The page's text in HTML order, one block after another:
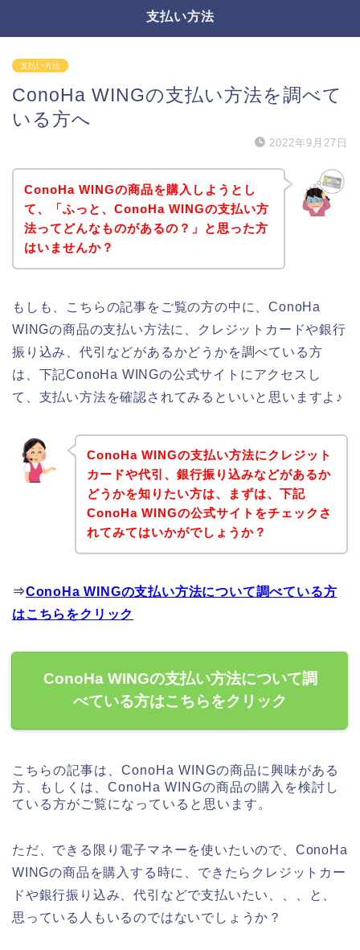
支払い方法
支払い方法
ConoHa WINGの支払い方法を調べて
いる方へ
2022年9月27日
ConoHa WINGの商品を購入しようとし
て、「ふっと、ConoHa WINGの支払い方
法ってどんなものがあるの？」と思った方
はいませんか？
もしも、こちらの記事をご覧の方の中に、ConoHa
WINGの商品の支払い方法に、クレジットカードや銀行
振り込み、代引などがあるかどうかを調べている方
は、下記ConoHa WINGの公式サイトにアクセスし
て、支払い方法を確認されてみるといいと思いますよ♪
ConoHa WINGの支払い方法にクレジット
カードや代引、銀行振り込みなどがあるか
どうかを知りたい方は、まずは、下記
ConoHa WINGの公式サイトをチェックさ
れてみてはいかがでしょうか？
⇒ConoHa WINGの支払い方法について調べている方
はこちらをクリック
ConoHa WINGの支払い方法について調
べている方はこちらをクリック
こちらの記事は、ConoHa WINGの商品に興味がある
方、もしくは、ConoHa WINGの商品の購入を検討し
ている方がご覧になっていると思います。
ただ、できる限り電子マネーを使いたいので、ConoHa
WINGの商品を購入する時に、できたらクレジットカー
ドや銀行振り込み、代引などで支払いたい、、、と、
思っている人もいるのではないでしょうか？